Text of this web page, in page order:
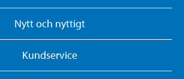
Nytt och nyttigt
Kundservice